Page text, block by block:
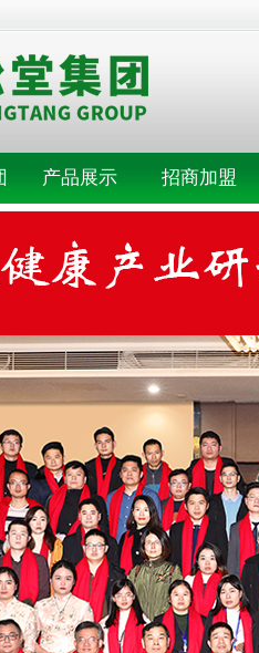
产品展示 招商加盟